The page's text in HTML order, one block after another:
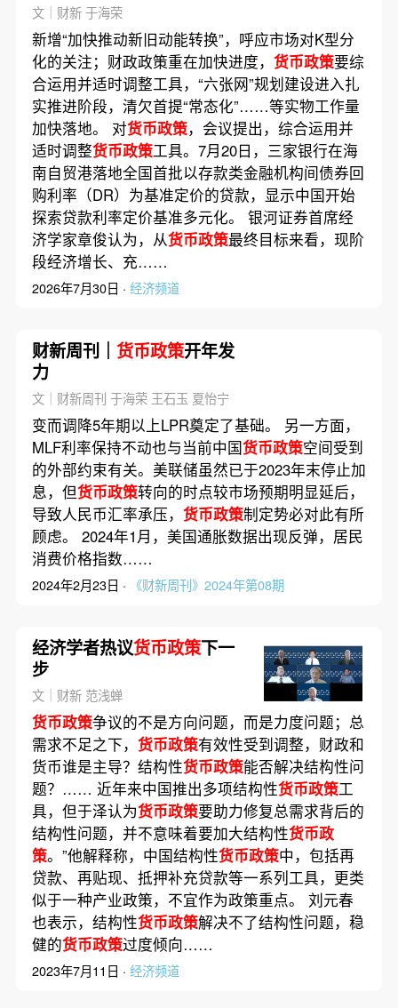
用的增量政策
文｜财新 于海荣
新增“加快推动新旧动能转换”，呼应市场对K型分
化的关注；财政政策重在加快进度， 货币政策要综
合运用并适时调整工具，“六张网”规划建设进入扎
实推进阶段，清欠首提“常态化”……等实物工作量
加快落地。 对货币政策，会议提出，综合运用并
适时调整货币政策工具。7月20日，三家银行在海
南自贸港落地全国首批以存款类金融机构间债券回
购利率（DR）为基准定价的贷款，显示中国开始
探索贷款利率定价基准多元化。 银河证券首席经
济学家章俊认为，从货币政策最终目标来看，现阶
段经济增长、充……
2026年7月30日 · 经济频道
财新周刊｜ 货币政策开年发
力
文｜财新周刊 于海荣 王石玉 夏怡宁
变而调降5年期以上LPR奠定了基础。 另一方面，
MLF利率保持不动也与当前中国货币政策空间受到
的外部约束有关。美联储虽然已于2023年末停止加
息，但货币政策转向的时点较市场预期明显延后，
导致人民币汇率承压， 货币政策制定势必对此有所
顾虑。 2024年1月，美国通胀数据出现反弹，居民
消费价格指数……
2024年2月23日 · 《财新周刊》2024年第08期
经济学者热议货币政策下一
步
文｜财新 范浅蝉
货币政策争议的不是方向问题，而是力度问题；总
需求不足之下， 货币政策有效性受到调整，财政和
货币谁是主导？结构性货币政策能否解决结构性问
题？…… 近年来中国推出多项结构性货币政策工
具，但于泽认为货币政策要助力修复总需求背后的
结构性问题，并不意味着要加大结构性货币政
策。”他解释称，中国结构性货币政策中，包括再
贷款、再贴现、抵押补充贷款等一系列工具，更类
似于一种产业政策，不宜作为政策重点。 刘元春
也表示，结构性货币政策解决不了结构性问题，稳
健的货币政策过度倾向……
2023年7月11日 · 经济频道